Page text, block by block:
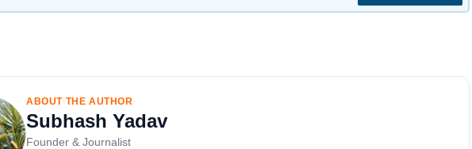
ABOUT THE AUTHOR
Subhash Yadav
Founder & Journalist